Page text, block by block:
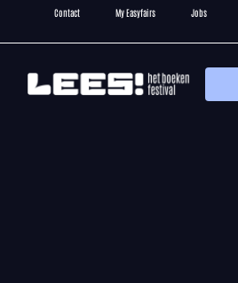
Contact My Easyfairs Jobs